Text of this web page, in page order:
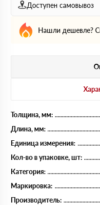
Доступен самовывоз
Нашли дешевле?
Толщина, мм:
Длина, мм:
Единица измерения:
Кол-во в упаковке, шт:
Категория:
Маркировка:
Производитель: